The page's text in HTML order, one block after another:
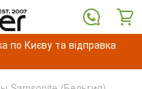
по Києву та відправка